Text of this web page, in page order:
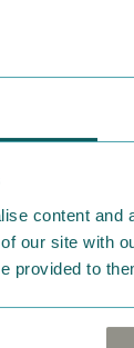
content
our site with
provided to